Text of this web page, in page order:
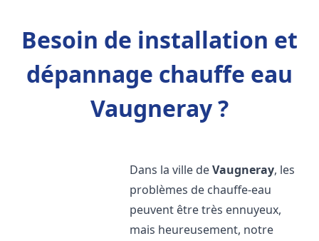
Besoin de installation et
dépannage chauffe eau
Vaugneray ?
Dans la ville deVaugneray, les
problèmes de chauffe-eau
peuvent être très ennuyeux,
mais heureusement, notre